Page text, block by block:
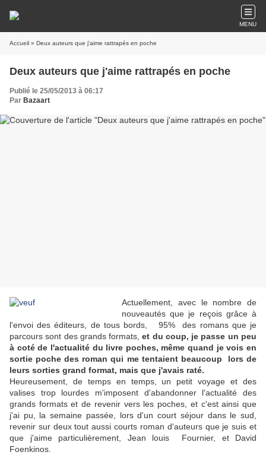
MENU
Accueil » Deux auteurs que j'aime rattrapés en poche
Deux auteurs que j'aime rattrapés en poche
Publié le 25/05/2013 à 06:17
Par Bazaart
Actuellement, avec le nombre de
nouveautés que je reçois grâce à
l'envoi des éditeurs, de tous bords, 95% des romans que je
parcours sont des grands formats, et du coup, je passe un peu
à coté de l'actualité du livre poches, même quand je vois en
sortie poche des roman qui me tentaient beaucoup lors de
leurs sorties grand format, mais que j'avais raté.
Heureusement, de temps en temps, un petit voyage et des
valises trop lourdes m'imposent d'abandonner l'actualité des
grands formats et de revenir vers les poches, et c'est ainsi que
j'ai pu, la semaine passée, lors d'un court séjour dans le sud,
revenir sur deux tout aussi courts roman d'auteurs que je suis et
que j'aime particulièrement, Jean louis Fournier, et David
Foenkinos.